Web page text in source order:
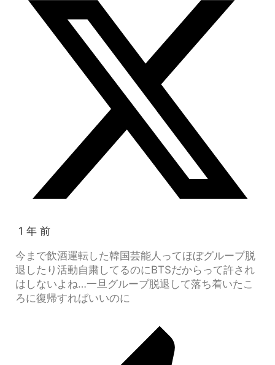
1 年 前
今まで飲酒運転した韓国芸能人ってほぼグループ脱
退したり活動自粛してるのにBTSだからって許され
はしないよね…一旦グループ脱退して落ち着いたこ
ろに復帰すればいいのに